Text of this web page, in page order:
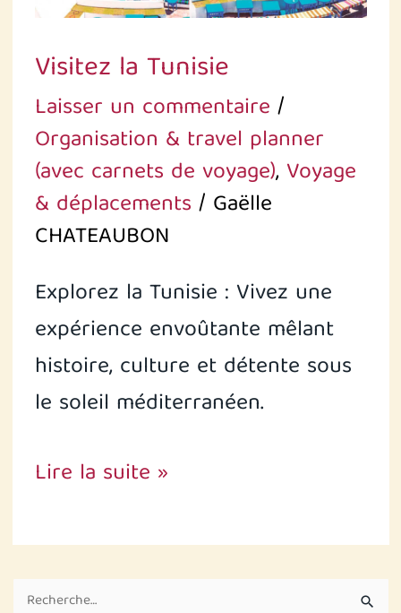
Visitez la Tunisie
Laisser un commentaire /
Organisation & travel planner
(avec carnets de voyage), Voyage
& déplacements / Gaëlle
CHATEAUBON
Explorez la Tunisie : Vivez une
expérience envoûtante mêlant
histoire, culture et détente sous
le soleil méditerranéen.
Lire la suite »